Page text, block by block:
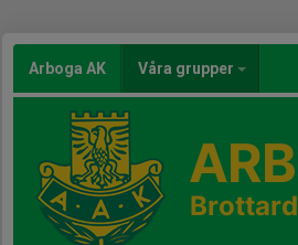
Arboga AK Våra grupper